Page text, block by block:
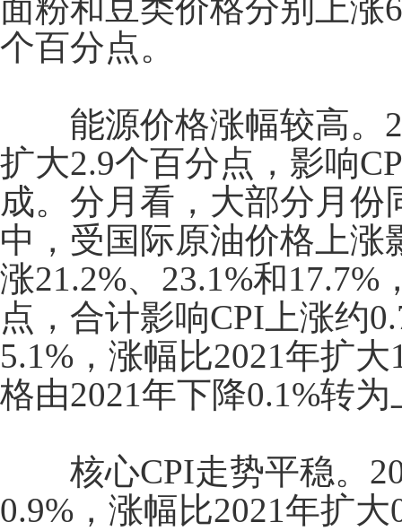
面粉和豆类价格分别上涨
个百分点。
能源价格涨幅较高。
扩大2.9个百分点，影响
成。分月看，大部分月份
中，受国际原油价格上
涨21.2%、 23.1%和17.7%
点，合计影响CPI 上涨约
5.1% ，涨幅比2021年扩大
格由2021年下降0.1%转为
核心CPI走势平稳。
0.9% ，涨幅比2021年扩大